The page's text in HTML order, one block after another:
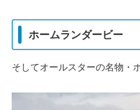
ホームランダービー
そしてオールスターの名物・